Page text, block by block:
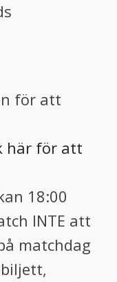
för att
här för att
18:00
INTE att
matchdag